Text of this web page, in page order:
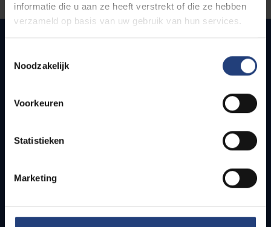
informatie die u aan ze heeft verstrekt of die ze hebben
verzameld op basis van uw gebruik van hun services.
Noodzakelijk
Voorkeuren
Statistieken
Marketing
Snel naar
Bereikbaarheid